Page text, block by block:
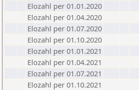
Elozahl per 01.01.2020
Elozahl per 01.04.2020
Elozahl per 01.07.2020
Elozahl per 01.10.2020
Elozahl per 01.01.2021
Elozahl per 01.04.2021
Elozahl per 01.07.2021
Elozahl per 01.10.2021